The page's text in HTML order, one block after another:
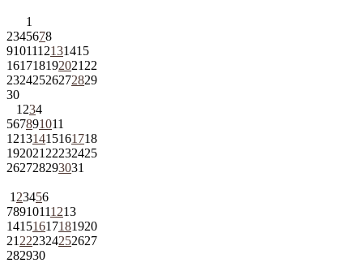
1
2345678
9101112131415
161718192021 22
23242526272829
30
1 234
567891011
12131415161718
192021 22232425
262728293031
1 23456
78910111213
14151617181920
21 222324252627
282930